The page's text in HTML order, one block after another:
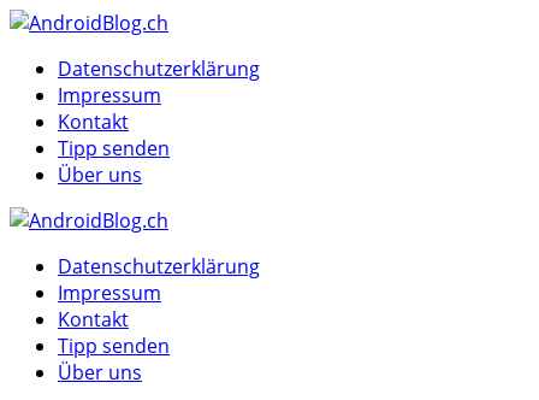
Menu
MenuDatenschutzerklärung
Impressum
Kontakt
Tipp senden
Über uns
Datenschutzerklärung
Impressum
Kontakt
Tipp senden
Über uns